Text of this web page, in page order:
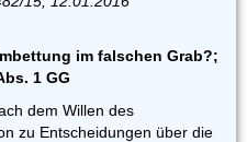
im falschen Grab?;
1 GG
dem Willen des
zu Entscheidungen über die